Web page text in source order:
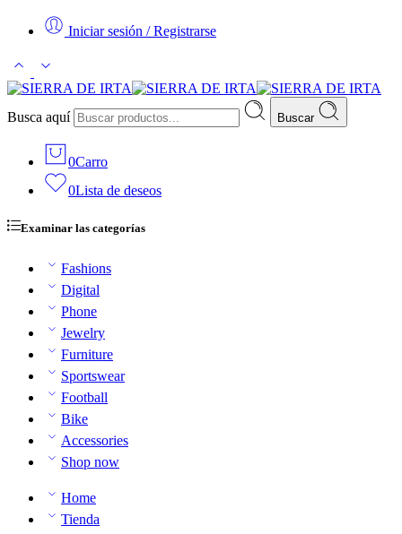
Iniciar sesión / Registrarse
Busca aquí Buscar
0Carro
0Lista de deseos
Examinar las categorías
Fashions
Digital
Phone
Jewelry
Furniture
Sportswear
Football
Bike
Accessories
Shop now
Home
Tienda